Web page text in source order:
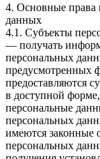
4. Основные права
данных
4.1. Субъекты
— получать
персональных
предусмотренных
предоставляются
в доступной
персональные
персональных
имеются законные
персональных